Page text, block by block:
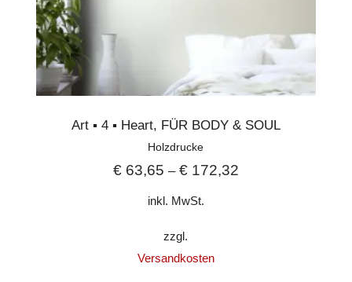
Lieferung.
Aufhängeset:
Im Lieferumfang jeder
Leinwand enthalten, je nach Land
unterschiedlich; Material für eine einfache
Ausrichtung:Geeignet für horizontale
und vertikale Anzeige.
Keine Mindestbestellmengen:Druck
Die Breite (die Vorderseite
des Rahmens) ist 9 bis 14 mm breit (0,35″
Art ▪︎ 4 ▪︎ Heart, FÜR BODY & SOUL
Holzdrucke
€63,65 – €172,32
inkl. MwSt.
zzgl.
Versandkosten